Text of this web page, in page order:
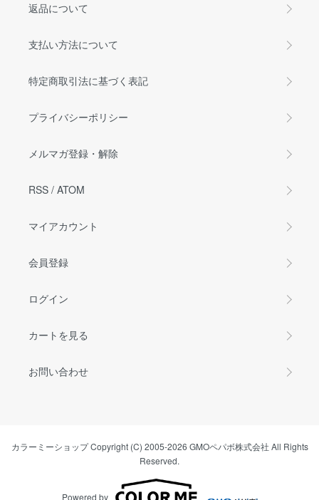
返品について
支払い方法について
特定商取引法に基づく表記
プライバシーポリシー
メルマガ登録・解除
RSS / ATOM
マイアカウント
会員登録
ログイン
カートを見る
お問い合わせ
カラーミーショップCopyright (C) 2005-2026 GMOペパボ株式会社 All Rights
Reserved.
Powered by